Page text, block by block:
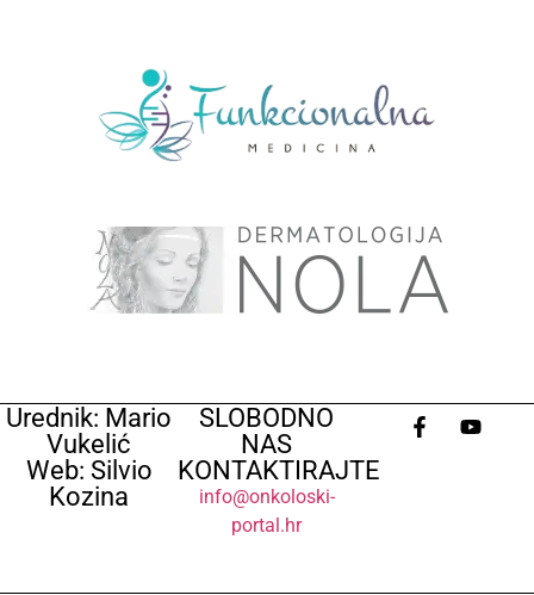
Urednik: Mario
Vukelić
Web: Silvio
Kozina
SLOBODNO
NAS
KONTAKTIRAJTE
info@onkoloski-
portal.hr